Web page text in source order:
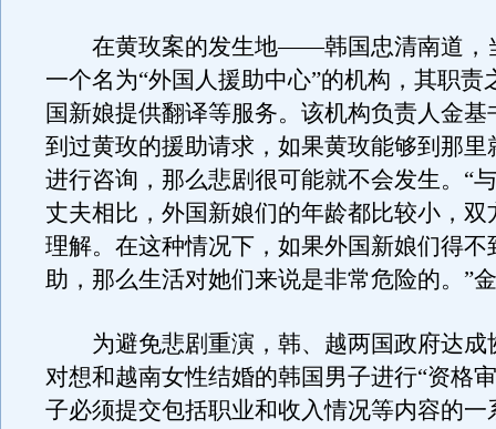
在黄玫案的发生地——韩国忠清南道，
一个名为“外国人援助中心”的机构，其职责
国新娘提供翻译等服务。该机构负责人金基
到过黄玫的援助请求，如果黄玫能够到那里
进行咨询，那么悲剧很可能就不会发生。“
丈夫相比，外国新娘们的年龄都比较小，双
理解。在这种情况下，如果外国新娘们得不
助，那么生活对她们来说是非常危险的。”
为避免悲剧重演，韩、越两国政府达成
对想和越南女性结婚的韩国男子进行“资格
子必须提交包括职业和收入情况等内容的一